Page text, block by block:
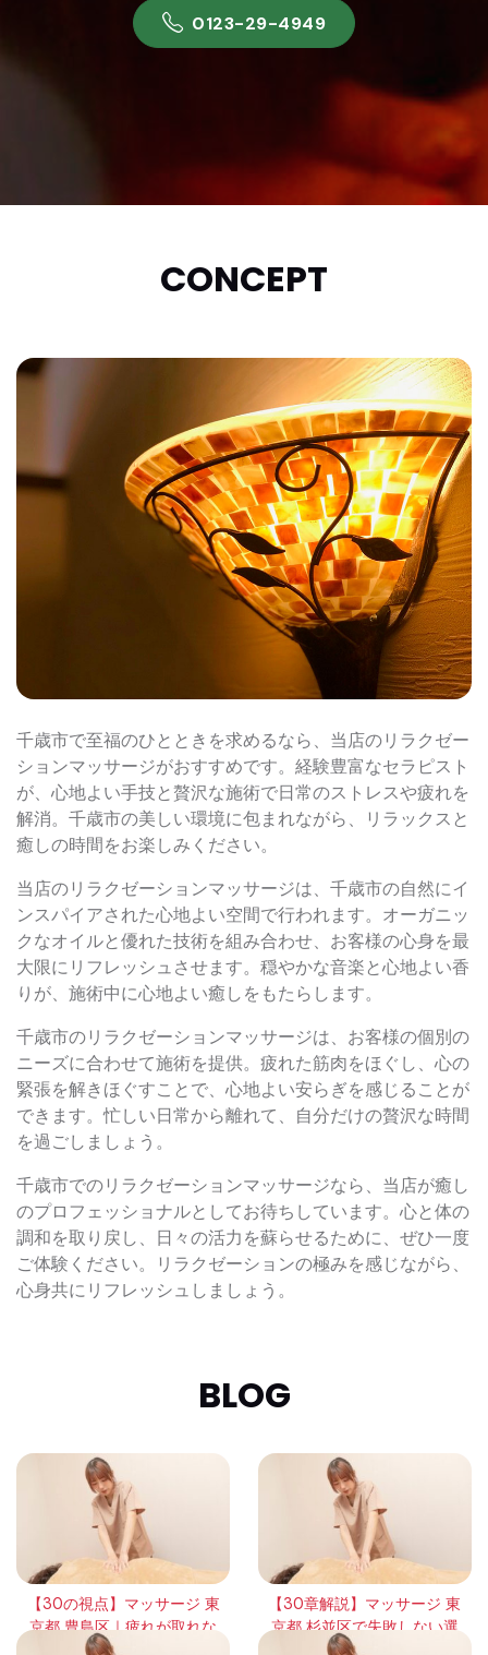
0123-29-4949
CONCEPT
千歳市で至福のひとときを求めるなら、当店のリラクゼー
ションマッサージがおすすめです。経験豊富なセラピスト
が、心地よい手技と贅沢な施術で日常のストレスや疲れを
解消。千歳市の美しい環境に包まれながら、リラックスと
癒しの時間をお楽しみください。
当店のリラクゼーションマッサージは、千歳市の自然にイ
ンスパイアされた心地よい空間で行われます。オーガニッ
クなオイルと優れた技術を組み合わせ、お客様の心身を最
大限にリフレッシュさせます。穏やかな音楽と心地よい香
りが、施術中に心地よい癒しをもたらします。
千歳市のリラクゼーションマッサージは、お客様の個別の
ニーズに合わせて施術を提供。疲れた筋肉をほぐし、心の
緊張を解きほぐすことで、心地よい安らぎを感じることが
できます。忙しい日常から離れて、自分だけの贅沢な時間
を過ごしましょう。
千歳市でのリラクゼーションマッサージなら、当店が癒し
のプロフェッショナルとしてお待ちしています。心と体の
調和を取り戻し、日々の活力を蘇らせるために、ぜひ一度
ご体験ください。リラクゼーションの極みを感じながら、
心身共にリフレッシュしましょう。
BLOG
【30の視点】マッサージ 東
京都 豊島区｜疲れが取れな
い本当の理由と回復の考え
【30章解説】マッサージ 東
京都 杉並区で失敗しない選
び方｜頻度・効果・体感の